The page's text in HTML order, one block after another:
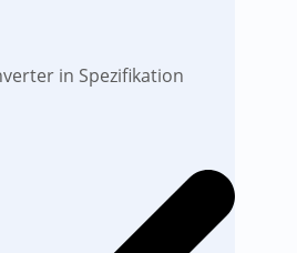
in Spezifikation